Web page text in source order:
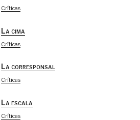
Críticas
La cima
Críticas
La corresponsal
Críticas
La escala
Críticas